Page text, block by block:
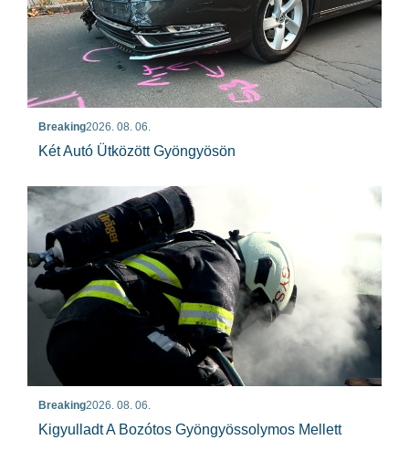
Breaking2026. 08. 06.
Két Autó Ütközött Gyöngyösön
Breaking2026. 08. 06.
Kigyulladt A Bozótos Gyöngyössolymos Mellett